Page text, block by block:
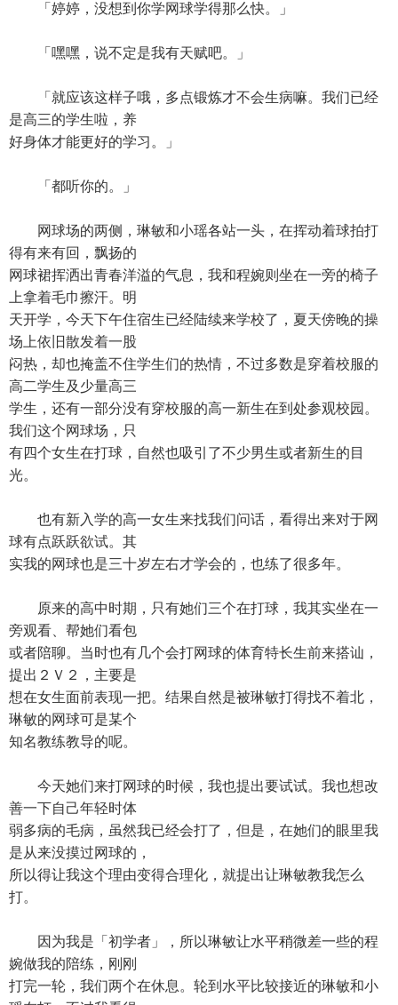
「婷婷，没想到你学网球学得那么快。」
「嘿嘿，说不定是我有天赋吧。」
「就应该这样子哦，多点锻炼才不会生病嘛。我们已经
是高三的学生啦，养
好身体才能更好的学习。」
「都听你的。」
网球场的两侧，琳敏和小瑶各站一头，在挥动着球拍打
得有来有回，飘扬的
网球裙挥洒出青春洋溢的气息，我和程婉则坐在一旁的椅子
上拿着毛巾擦汗。明
天开学，今天下午住宿生已经陆续来学校了，夏天傍晚的操
场上依旧散发着一股
闷热，却也掩盖不住学生们的热情，不过多数是穿着校服的
高二学生及少量高三
学生，还有一部分没有穿校服的高一新生在到处参观校园。
我们这个网球场，只
有四个女生在打球，自然也吸引了不少男生或者新生的目
光。
也有新入学的高一女生来找我们问话，看得出来对于网
球有点跃跃欲试。其
实我的网球也是三十岁左右才学会的，也练了很多年。
原来的高中时期，只有她们三个在打球，我其实坐在一
旁观看、帮她们看包
或者陪聊。当时也有几个会打网球的体育特长生前来搭讪，
提出２Ｖ２，主要是
想在女生面前表现一把。结果自然是被琳敏打得找不着北，
琳敏的网球可是某个
知名教练教导的呢。
今天她们来打网球的时候，我也提出要试试。我也想改
善一下自己年轻时体
弱多病的毛病，虽然我已经会打了，但是，在她们的眼里我
是从来没摸过网球的，
所以得让我这个理由变得合理化，就提出让琳敏教我怎么
打。
因为我是「初学者」，所以琳敏让水平稍微差一些的程
婉做我的陪练，刚刚
打完一轮，我们两个在休息。轮到水平比较接近的琳敏和小